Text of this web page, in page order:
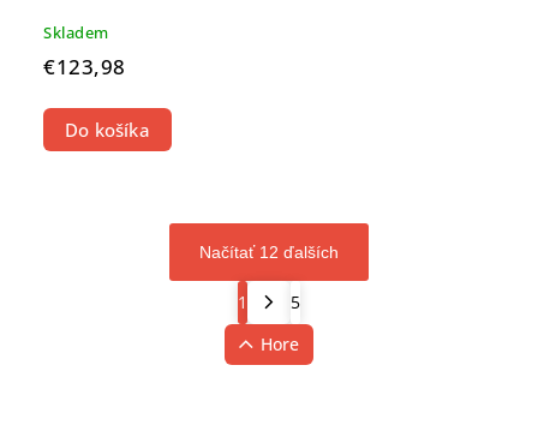
Skladem
€123,98
Do košíka
Načítať 12 ďalších
1
5
Hore